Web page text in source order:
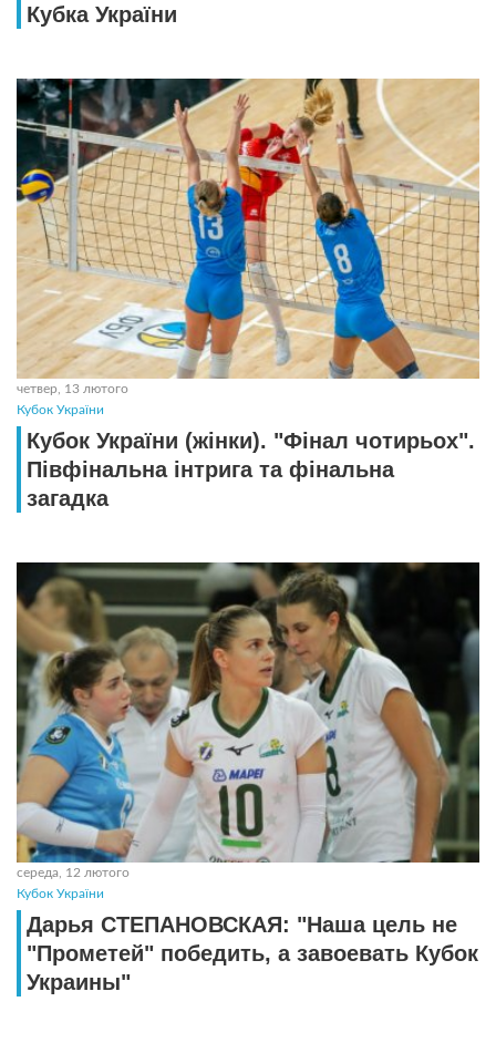
Кубка України
четвер, 13 лютого
Кубок України
Кубок України (жінки). "Фінал чотирьох".
Півфінальна інтрига та фінальна
загадка
середа, 12 лютого
Кубок України
Дарья СТЕПАНОВСКАЯ: "Наша цель не
"Прометей" победить, а завоевать Кубок
Украины"